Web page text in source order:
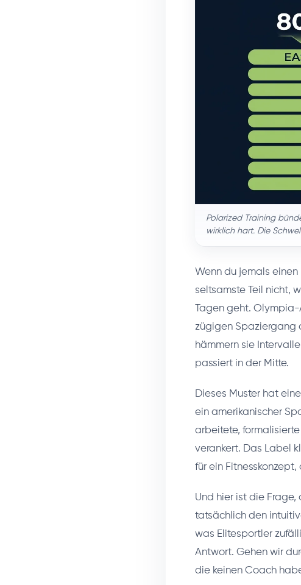
Polarized Training
wirklich hart. Die
Wenn du jemals
seltsamste Teil nicht,
Tagen geht.
zügigen Spaziergang
hämmern sie
passiert in der Mitte.
Dieses Muster hat
ein amerikanischer
arbeitete,
verankert. Das Label
für ein
Und hier ist die
tatsächlich den
was Elitesportler
Antwort. Gehen wir
die keinen Coach